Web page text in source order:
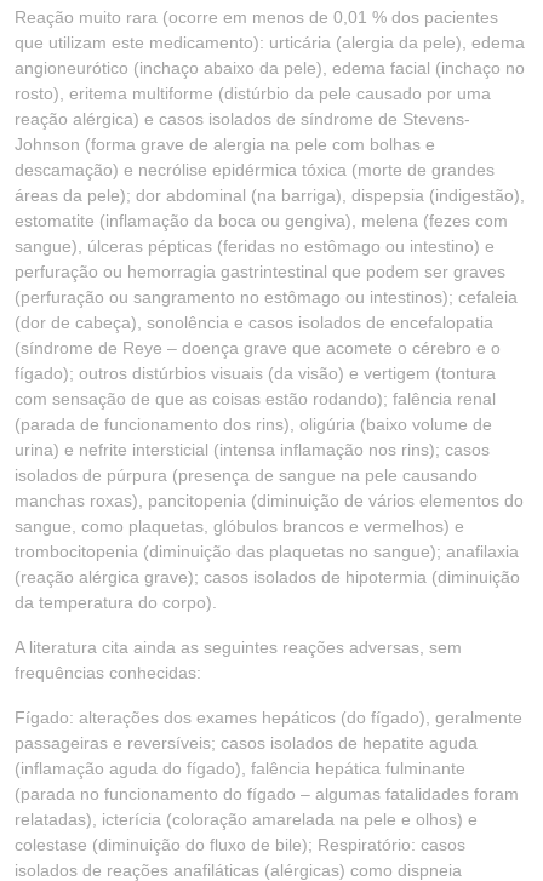
Reação muito rara (ocorre em menos de 0,01 % dos pacientes
que utilizam este medicamento): urticária (alergia da pele), edema
angioneurótico (inchaço abaixo da pele), edema facial (inchaço no
rosto), eritema multiforme (distúrbio da pele causado por uma
reação alérgica) e casos isolados de síndrome de Stevens-
Johnson (forma grave de alergia na pele com bolhas e
descamação) e necrólise epidérmica tóxica (morte de grandes
áreas da pele); dor abdominal (na barriga), dispepsia (indigestão),
estomatite (inflamação da boca ou gengiva), melena (fezes com
sangue), úlceras pépticas (feridas no estômago ou intestino) e
perfuração ou hemorragia gastrintestinal que podem ser graves
(perfuração ou sangramento no estômago ou intestinos); cefaleia
(dor de cabeça), sonolência e casos isolados de encefalopatia
(síndrome de Reye – doença grave que acomete o cérebro e o
fígado); outros distúrbios visuais (da visão) e vertigem (tontura
com sensação de que as coisas estão rodando); falência renal
(parada de funcionamento dos rins), oligúria (baixo volume de
urina) e nefrite intersticial (intensa inflamação nos rins); casos
isolados de púrpura (presença de sangue na pele causando
manchas roxas), pancitopenia (diminuição de vários elementos do
sangue, como plaquetas, glóbulos brancos e vermelhos) e
trombocitopenia (diminuição das plaquetas no sangue); anafilaxia
(reação alérgica grave); casos isolados de hipotermia (diminuição
da temperatura do corpo).
A literatura cita ainda as seguintes reações adversas, sem
frequências conhecidas:
Fígado: alterações dos exames hepáticos (do fígado), geralmente
passageiras e reversíveis; casos isolados de hepatite aguda
(inflamação aguda do fígado), falência hepática fulminante
(parada no funcionamento do fígado – algumas fatalidades foram
relatadas), icterícia (coloração amarelada na pele e olhos) e
colestase (diminuição do fluxo de bile); Respiratório: casos
isolados de reações anafiláticas (alérgicas) como dispneia